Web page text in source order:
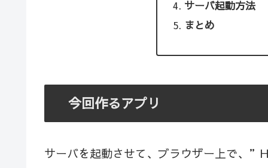
サーバ起動方法
まとめ
今回作るアプリ
サーバを起動させて、ブラウザー上で、